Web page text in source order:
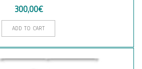
300,00€
ADD TO CART